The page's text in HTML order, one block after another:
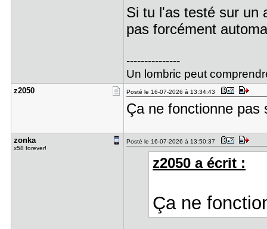
Si tu l'as testé sur un
pas forcément
---------------
Un lombric peut
z2050 Posté le 16-07-2026 à 13:34:43
Ça ne fonctionne pas
zonka
x58 forever!
Posté le 16-07-2026 à 13:50:37
z2050 a écrit :
Ça ne